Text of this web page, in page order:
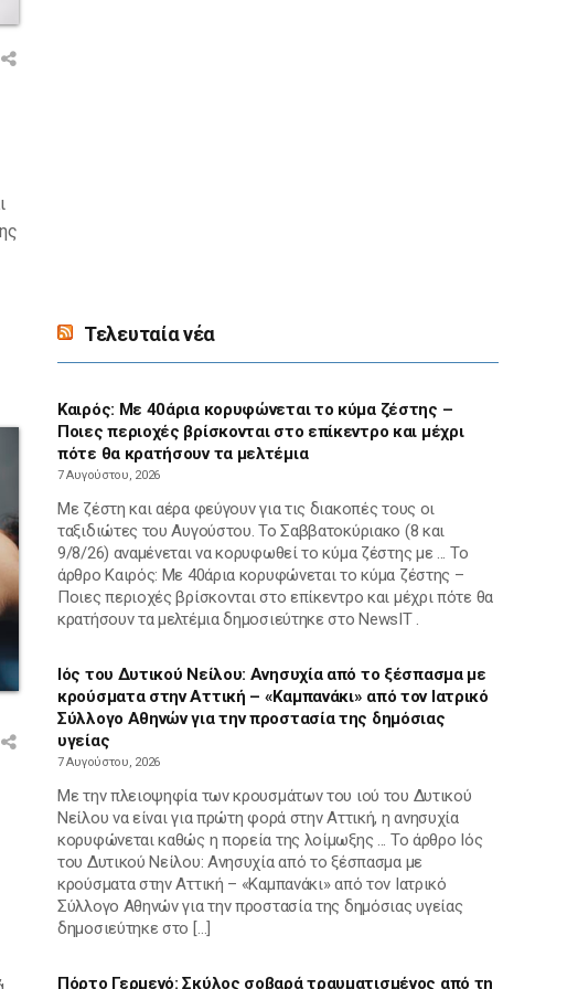
Τελευταία νέα
Καιρός: Με 40άρια κορυφώνεται το κύμα ζέστης –
Ποιες περιοχές βρίσκονται στο επίκεντρο και μέχρι
πότε θα κρατήσουν τα μελτέμια
7 Αυγούστου, 2026
Με ζέστη και αέρα φεύγουν για τις διακοπές τους οι
ταξιδιώτες του Αυγούστου. Το Σαββατοκύριακο (8 και
9/8/26) αναμένεται να κορυφωθεί το κύμα ζέστης με ... To
άρθρο Καιρός: Με 40άρια κορυφώνεται το κύμα ζέστης –
Ποιες περιοχές βρίσκονται στο επίκεντρο και μέχρι πότε θα
κρατήσουν τα μελτέμια δημοσιεύτηκε στο NewsIT .
Ιός του Δυτικού Νείλου: Ανησυχία από το ξέσπασμα με
κρούσματα στην Αττική – «Καμπανάκι» από τον Ιατρικό
Σύλλογο Αθηνών για την προστασία της δημόσιας
υγείας
7 Αυγούστου, 2026
Με την πλειοψηφία των κρουσμάτων του ιού του Δυτικού
Νείλου να είναι για πρώτη φορά στην Αττική, η ανησυχία
κορυφώνεται καθώς η πορεία της λοίμωξης ... To άρθρο Ιός
του Δυτικού Νείλου: Ανησυχία από το ξέσπασμα με
κρούσματα στην Αττική – «Καμπανάκι» από τον Ιατρικό
Σύλλογο Αθηνών για την προστασία της δημόσιας υγείας
δημοσιεύτηκε στο […]
Πόρτο Γερμενό: Σκύλος σοβαρά τραυματισμένος από τη